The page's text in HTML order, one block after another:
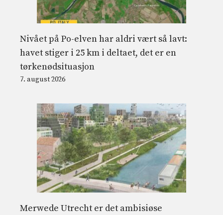
Nivået på Po-elven har aldri vært så lavt:
havet stiger i 25 km i deltaet, det er en
tørkenødsituasjon
7. august 2026
Merwede Utrecht er det ambisiøse